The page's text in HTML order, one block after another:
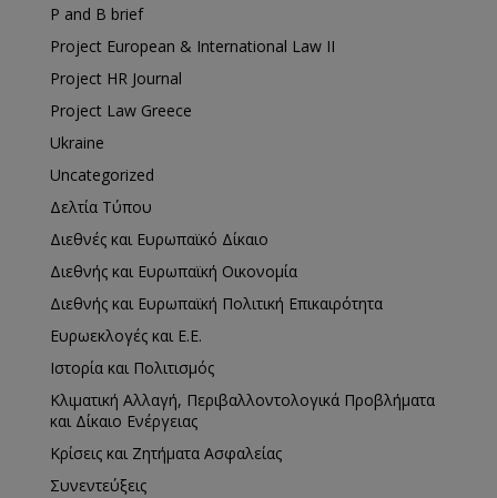
P and B brief
Project European & International Law II
Project HR Journal
Project Law Greece
Ukraine
Uncategorized
Δελτία Τύπου
Διεθνές και Ευρωπαϊκό Δίκαιο
Διεθνής και Ευρωπαϊκή Οικονομία
Διεθνής και Ευρωπαϊκή Πολιτική Επικαιρότητα
Ευρωεκλογές και Ε.Ε.
Ιστορία και Πολιτισμός
Κλιματική Αλλαγή, Περιβαλλοντολογικά Προβλήματα
και Δίκαιο Ενέργειας
Κρίσεις και Ζητήματα Ασφαλείας
Συνεντεύξεις